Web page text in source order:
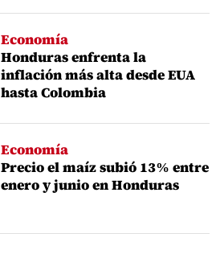
Economía
Honduras enfrenta la
inflación más alta desde EUA
hasta Colombia
Economía
Precio el maíz subió 13% entre
enero y junio en Honduras